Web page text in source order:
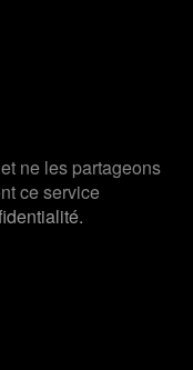
ne les partageons
ce service